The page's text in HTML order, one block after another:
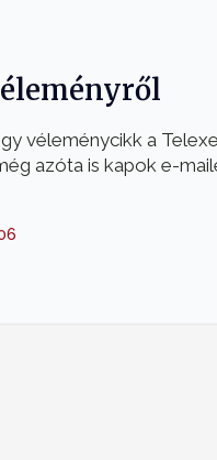
véleménycikk a
azóta is kapok e-